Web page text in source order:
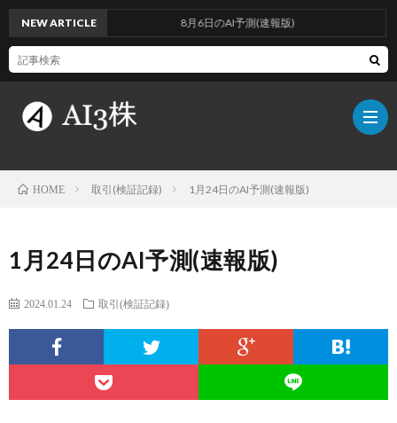
グ
NEW ARTICLE 8月6日のAI予測(速報版)
HOME 取引(検証記録) 1月24日のAI予測(速報版)
1月24日のAI予測(速報版)
2024.01.24 取引(検証記録)